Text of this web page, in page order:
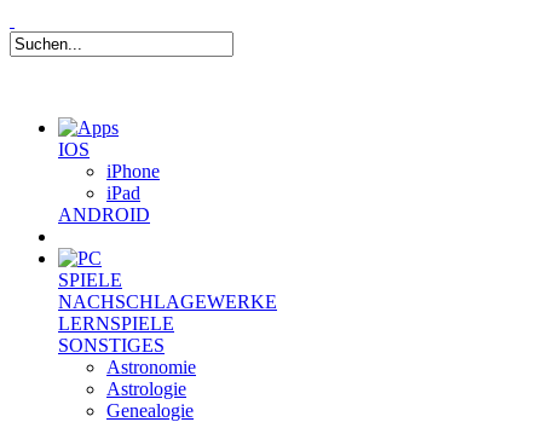
IOS
iPhone
iPad
ANDROID
SPIELE
NACHSCHLAGEWERKE
LERNSPIELE
SONSTIGES
Astronomie
Astrologie
Genealogie